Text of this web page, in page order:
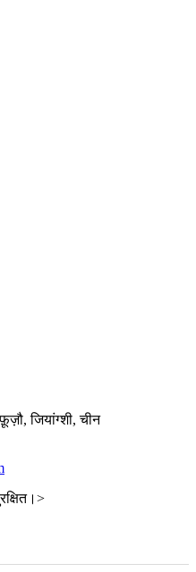
जियांग्शी, चीन
>